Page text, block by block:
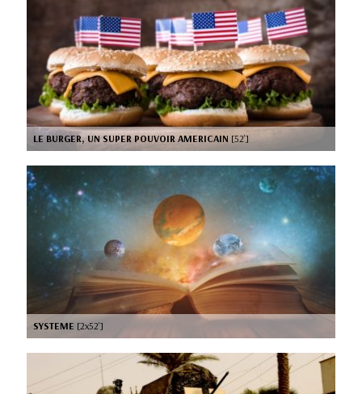
LE BURGER, UN SUPER POUVOIR AMERICAIN [52’]
SYSTEME [2x52’]